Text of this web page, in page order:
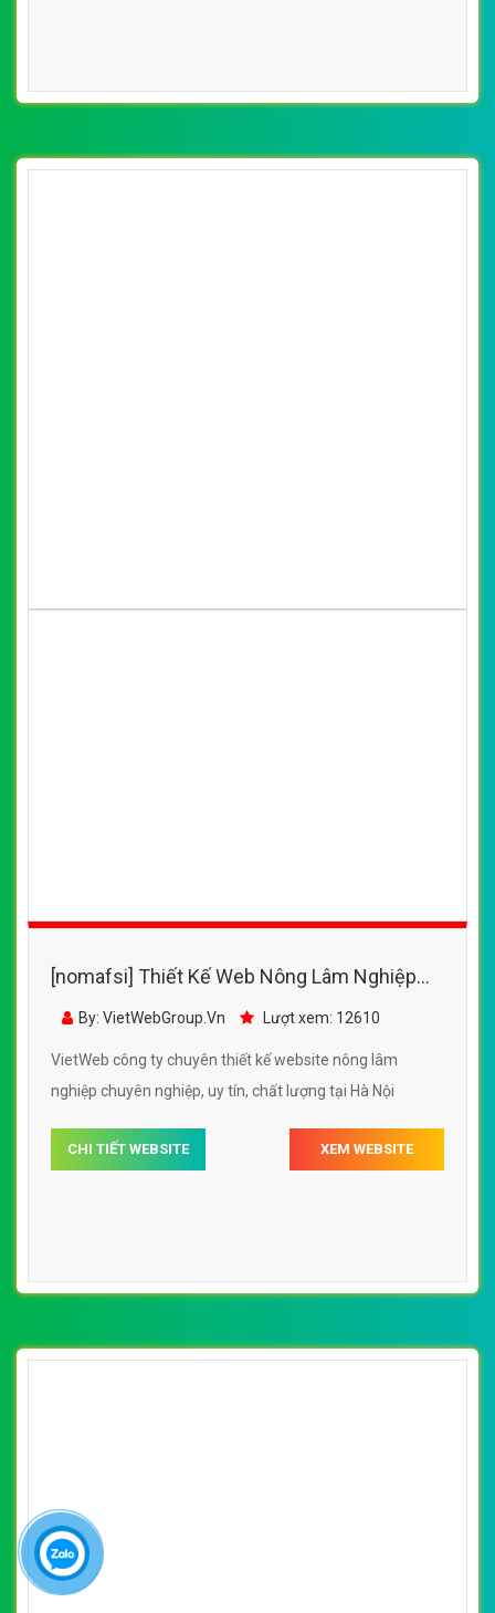
[nomafsi] Thiết Kế Web Nông Lâm Nghiệp
Quốc Cường Eakmat đẹp SEO tốt
By: VietWebGroup.Vn Lượt xem: 12610
VietWeb công ty chuyên thiết kế website nông lâm
nghiệp chuyên nghiệp, uy tín, chất lượng tại Hà Nội
CHI TIẾT WEBSITE XEM WEBSITE